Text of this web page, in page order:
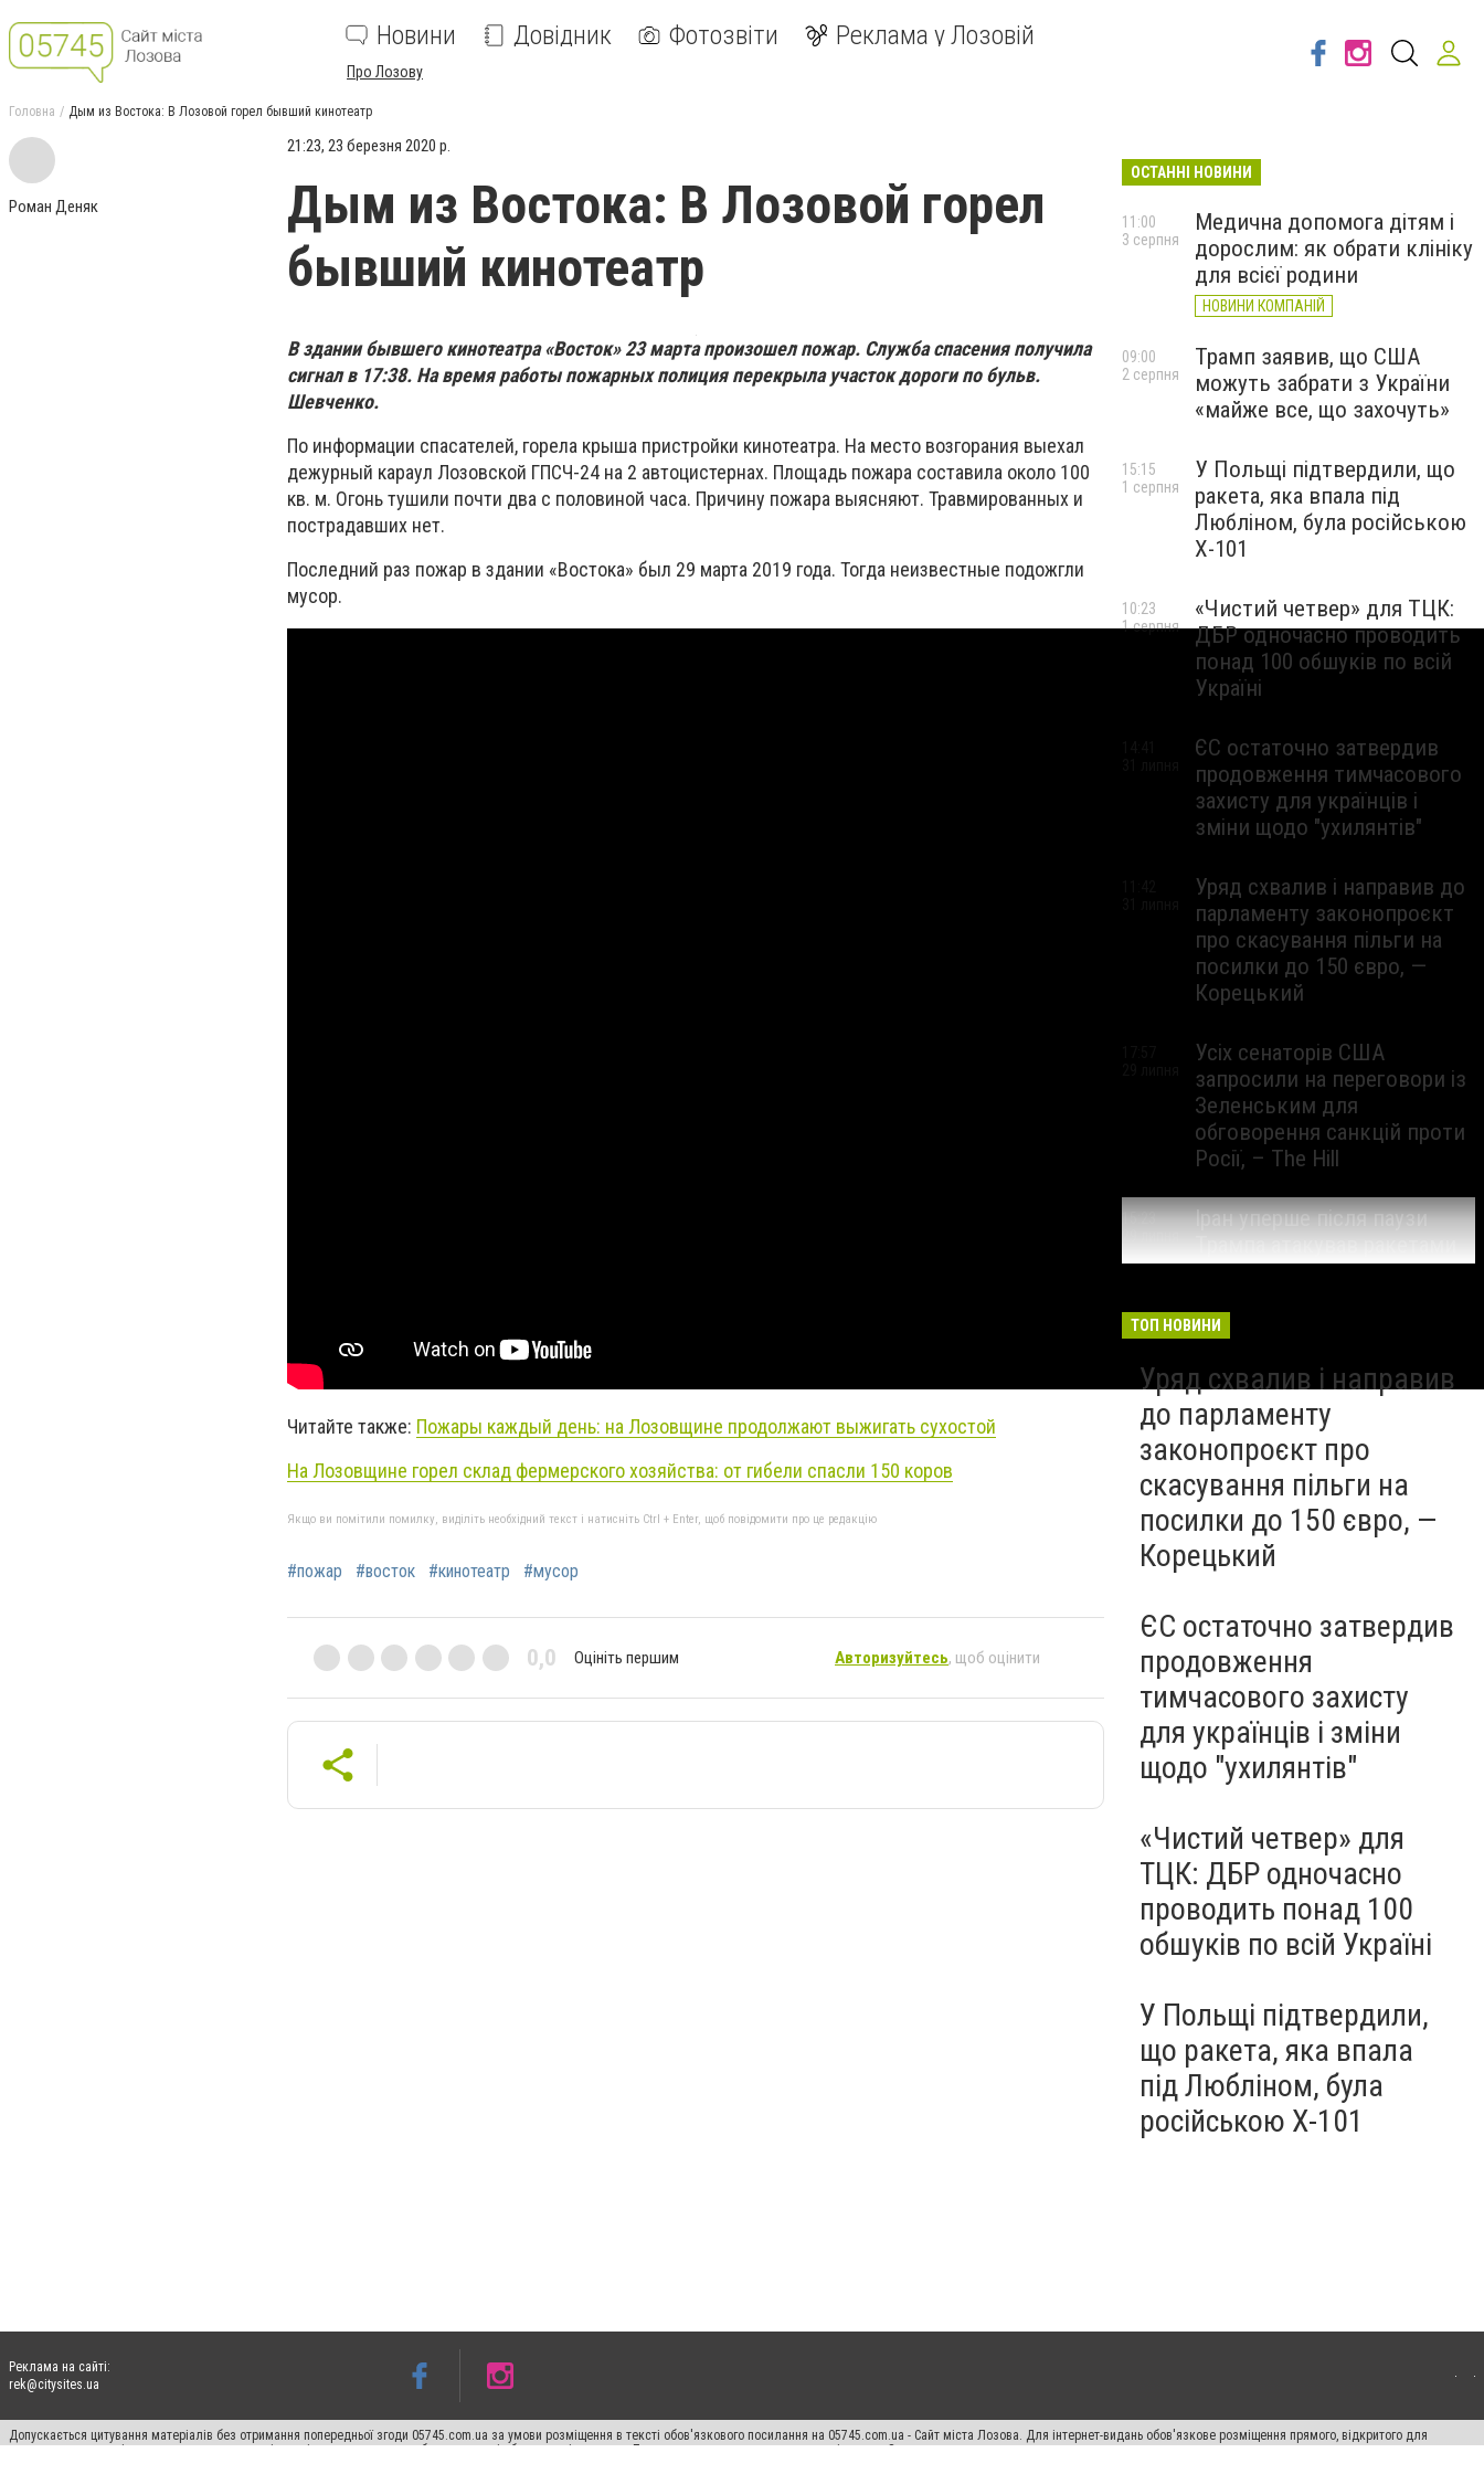
Новини Довідник Фотозвіти Реклама у Лозовій
Про Лозову
Головна Дым из Востока: В Лозовой горел бывший кинотеатр
Роман Деняк
21:23, 23 березня 2020 р.
Дым из Востока: В Лозовой горел
бывший кинотеатр
В здании бывшего кинотеатра «Восток» 23 марта произошел пожар. Служба спасения получила
сигнал в 17:38. На время работы пожарных полиция перекрыла участок дороги по бульв.
Шевченко.
По информации спасателей, горела крыша пристройки кинотеатра. На место возгорания выехал
дежурный караул Лозовской ГПСЧ-24 на 2 автоцистернах. Площадь пожара составила около 100
кв. м. Огонь тушили почти два с половиной часа. Причину пожара выясняют. Травмированных и
пострадавших нет.
Последний раз пожар в здании «Востока» был 29 марта 2019 года. Тогда неизвестные подожгли
мусор.
Читайте также: Пожары каждый день: на Лозовщине продолжают выжигать сухостой
На Лозовщине горел склад фермерского хозяйства: от гибели спасли 150 коров
Якщо ви помітили помилку, виділіть необхідний текст і натисніть Ctrl + Enter, щоб повідомити про це редакцію
#пожар #восток #кинотеатр #мусор
0,0 Оцініть першим Авторизуйтесь, щоб оцінити
ОСТАННІ НОВИНИ
Медична допомога дітям і
дорослим: як обрати клініку
для всієї родини
НОВИНИ КОМПАНІЙ
11:00
3 серпня
Трамп заявив, що США
можуть забрати з України
«майже все, що захочуть»
09:00
2 серпня
У Польщі підтвердили, що
ракета, яка впала під
Любліном, була російською
Х-101
15:15
1 серпня
«Чистий четвер» для ТЦК:
ДБР одночасно проводить
понад 100 обшуків по всій
Україні
10:23
1 серпня
ЄС остаточно затвердив
продовження тимчасового
захисту для українців і
зміни щодо "ухилянтів"
Уряд схвалив і направив до
парламенту законопроєкт
про скасування пільги на
посилки до 150 євро, —
Корецький
Усіх сенаторів США
запросили на переговори із
Зеленським для
обговорення санкцій проти
Росії, – The Hill
Іран уперше після паузи
Трампа атакував ракетами
американську базу
15:23
ТОП НОВИНИ
Уряд схвалив і направив
до парламенту
законопроєкт про
скасування пільги на
посилки до 150 євро, —
Корецький
ЄС остаточно затвердив
продовження
тимчасового захисту
для українців і зміни
щодо "ухилянтів"
«Чистий четвер» для
ТЦК: ДБР одночасно
проводить понад 100
обшуків по всій Україні
У Польщі підтвердили,
що ракета, яка впала
під Любліном, була
російською Х-101
Реклама на сайті:
rek@citysites.ua
Допускається цитування матеріалів без отримання попередньої згоди 05745.com.ua за умови розміщення в тексті обов'язкового посилання на 05745.com.ua - Сайт міста Лозова. Для інтернет-видань обов'язкове розміщення прямого, відкритого для
пошукових систем гіперпосилання на цитовані статті не нижче другого абзацу в тексті або в якості джерела. Порушення виняткових прав переслідується Законом.